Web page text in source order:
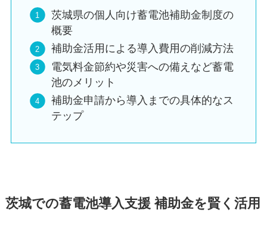
茨城県の個人向け蓄電池補助金制度の
概要
補助金活用による導入費用の削減方法
電気料金節約や災害への備えなど蓄電
池のメリット
補助金申請から導入までの具体的なス
テップ
茨城での蓄電池導入支援 補助金を賢く活用